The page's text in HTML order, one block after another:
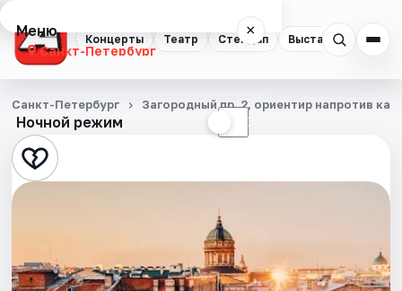
Концерты Театр Стендап Выставки
Меню ×
Санкт-Петербург
Концерты
Театр
Стендап
Квесты
Ночной режим ☾
Санкт-Петербург Загородный пр. 2, ориентир напротив